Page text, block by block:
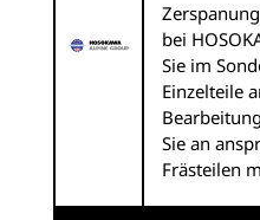
bei
Sie im
Einzelteile
Sie an
Frästeilen